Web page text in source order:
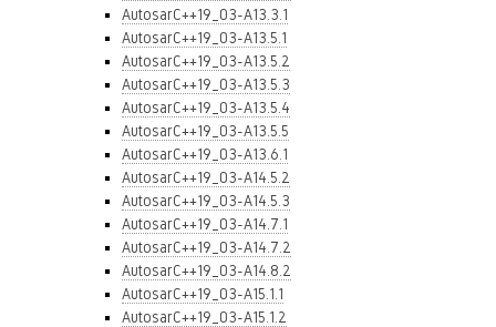
AutosarC++19_03-A13.3.1
AutosarC++19_03-A13.5.1
AutosarC++19_03-A13.5.2
AutosarC++19_03-A13.5.3
AutosarC++19_03-A13.5.4
AutosarC++19_03-A13.5.5
AutosarC++19_03-A13.6.1
AutosarC++19_03-A14.5.2
AutosarC++19_03-A14.5.3
AutosarC++19_03-A14.7.1
AutosarC++19_03-A14.7.2
AutosarC++19_03-A14.8.2
AutosarC++19_03-A15.1.1
AutosarC++19_03-A15.1.2